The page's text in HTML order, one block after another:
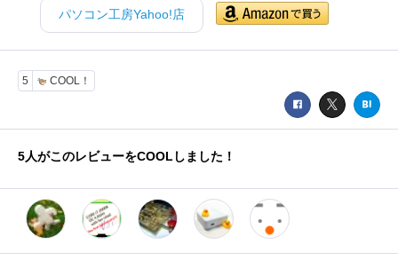
パソコン工房Yahoo!店
5 COOL！
5人がこのレビューをCOOLしました！